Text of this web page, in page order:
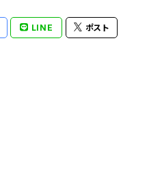
LINE ポスト